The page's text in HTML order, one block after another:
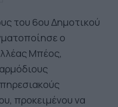
του 6ου Δημοτικού
ο
Μπέος,
προκειμένου να